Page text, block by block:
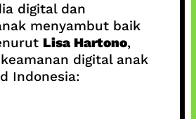
digital dan
menyambut baik
Lisa Hartono,
digital anak
Indonesia: